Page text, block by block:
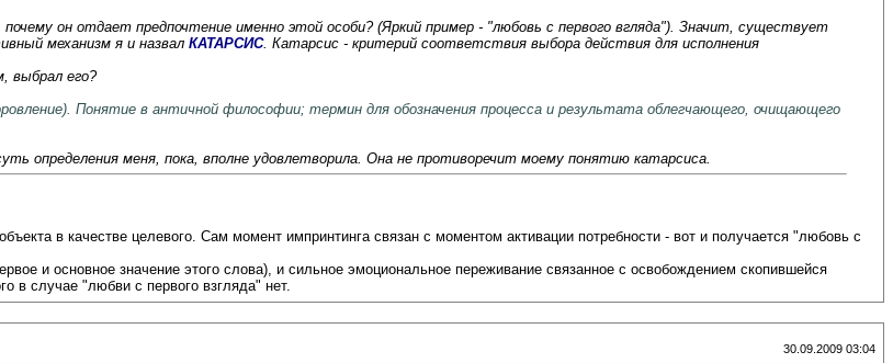
он отдает предпочтение именно этой особи? (Яркий пример - "любовь с первого вгляда"). Значит, существует
механизм я и назвал КАТАРСИС. Катарсис - критерий соответствия выбора действия для исполнения
выбрал его?
Понятие в античной философии; термин для обозначения процесса и результата облегчающего, очищающего
определения меня, пока, вполне удовлетворила. Она не противоречит моему понятию катарсиса.
в качестве целевого. Сам момент импринтинга связан с моментом активации потребности - вот и получается "любовь с
и основное значение этого слова), и сильное эмоциональное переживание связанное с освобождением скопившейся
в случае "любви с первого взгляда" нет.
30.09.2009 03:04